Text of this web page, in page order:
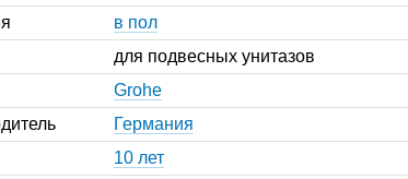
в пол
для подвесных унитазов
Grohe
Германия
10 лет